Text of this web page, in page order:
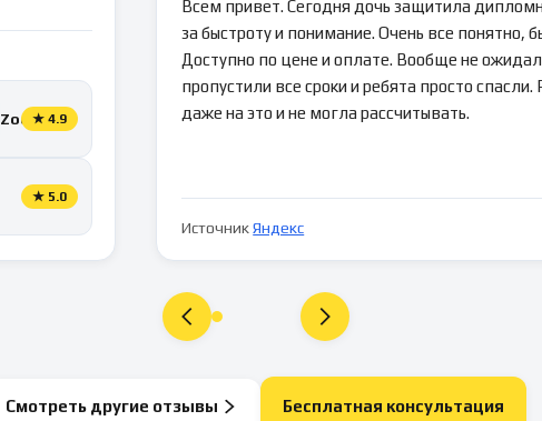
Zoon★4.9
★ 5.0
Всем привет. Сегодня дочь защитила
за быстроту и понимание. Очень все понятно,
Доступно по цене и оплате. Вообще не
пропустили все сроки и ребята просто
даже на это и не могла рассчитывать.
Источник Яндекс
Смотреть другие отзывы Бесплатная консультация